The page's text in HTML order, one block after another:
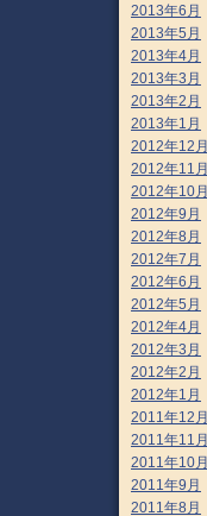
2013年6月
2013年5月
2013年4月
2013年3月
2013年2月
2013年1月
2012年12月
2012年11月
2012年10月
2012年9月
2012年8月
2012年7月
2012年6月
2012年5月
2012年4月
2012年3月
2012年2月
2012年1月
2011年12月
2011年11月
2011年10月
2011年9月
2011年8月